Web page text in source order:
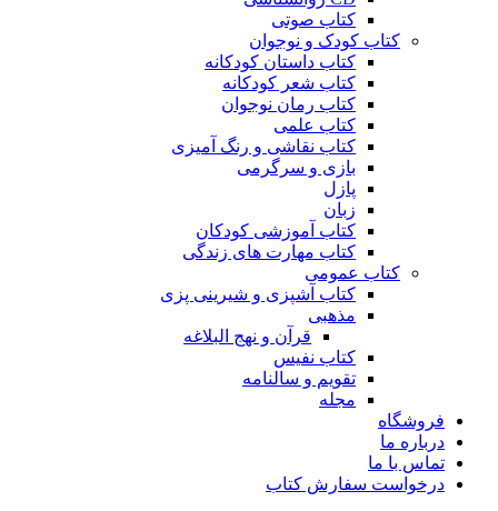
کتاب صوتی
کتاب کودک و نوجوان
کتاب داستان کودکانه
کتاب شعر کودکانه
کتاب رمان نوجوان
کتاب علمی
کتاب نقاشی و رنگ آمیزی
بازی و سرگرمی
پازل
زبان
کتاب آموزشی کودکان
کتاب مهارت های زندگی
کتاب عمومی
کتاب آشپزی و شیرینی پزی
مذهبی
قرآن و نهج البلاغه
کتاب نفیس
تقویم و سالنامه
مجله
فروشگاه
درباره ما
تماس با ما
درخواست سفارش کتاب